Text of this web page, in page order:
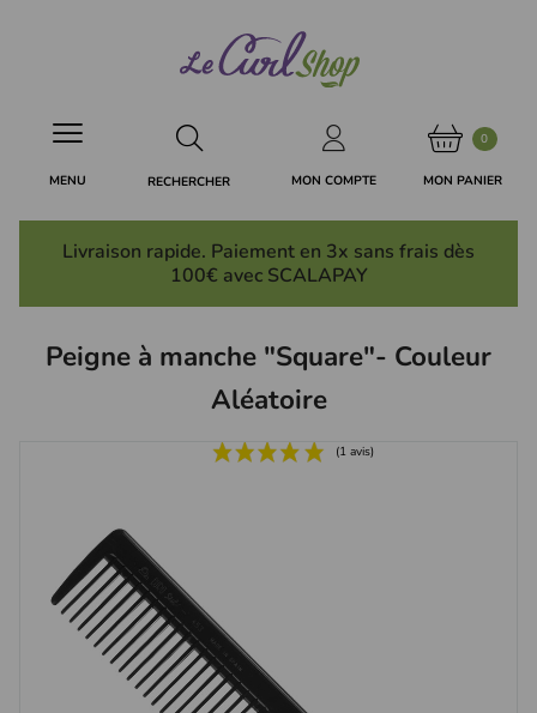
MON COMPTE
0
MON PANIER
RECHERCHER
MENU
Livraison rapide. Paiement en 3x sans frais dès
100€ avec SCALAPAY
Peigne à manche "Square"- Couleur
Aléatoire